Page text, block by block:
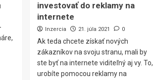
investovať do reklamy na
internete
Inzercia 21. júla 2021 0
Ak teda chcete získať nových
zákazníkov na svoju stranu, mali by
ste byť na internete viditeľný aj vy. To,
urobíte pomocou reklamy na